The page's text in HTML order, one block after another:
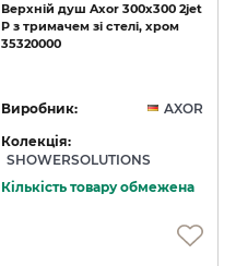
Верхній душ Axor 300х300 2jet
P з тримачем зі стелі, хром
35320000
Виробник:
AXOR
Колекція:
SHOWERSOLUTIONS
Кількість товару обмежена